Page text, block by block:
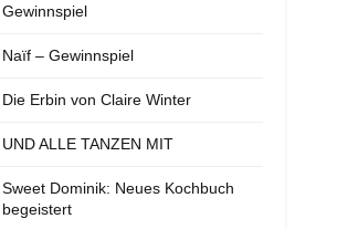
Gewinnspiel
Naïf – Gewinnspiel
Die Erbin von Claire Winter
UND ALLE TANZEN MIT
Sweet Dominik: Neues Kochbuch
begeistert